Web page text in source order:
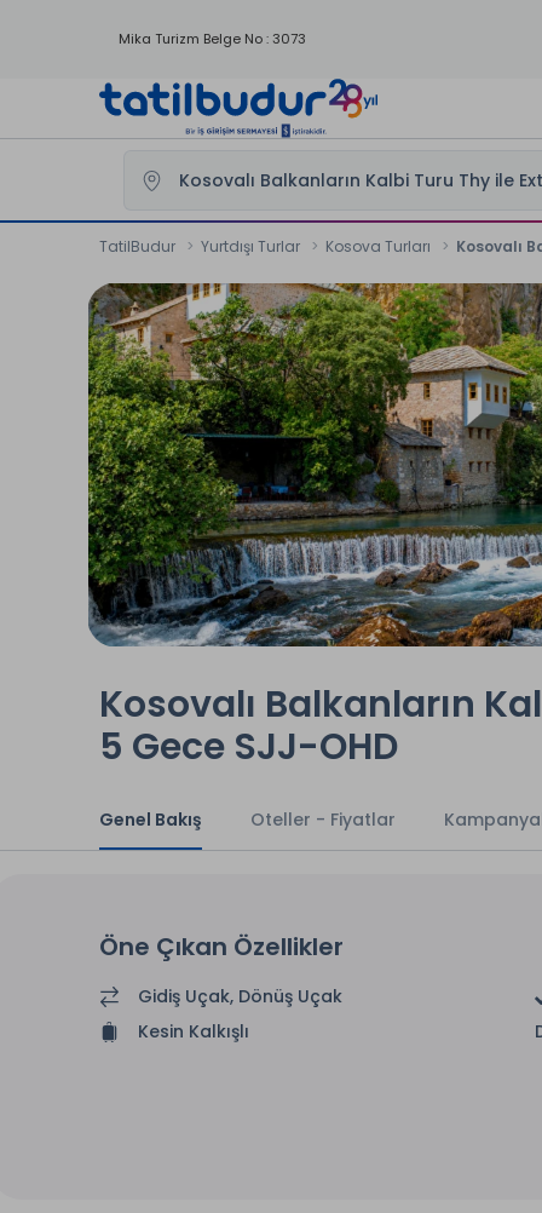
Mika Turizm Belge No : 3073
TatilBudur Yurtdışı Turlar Kosova Turları Kosovalı
Kosovalı Balkanların
5 Gece SJJ-OHD
Genel Bakış Oteller - Fiyatlar
Öne Çıkan Özellikler
Gidiş Uçak, Dönüş Uçak
Kesin Kalkışlı